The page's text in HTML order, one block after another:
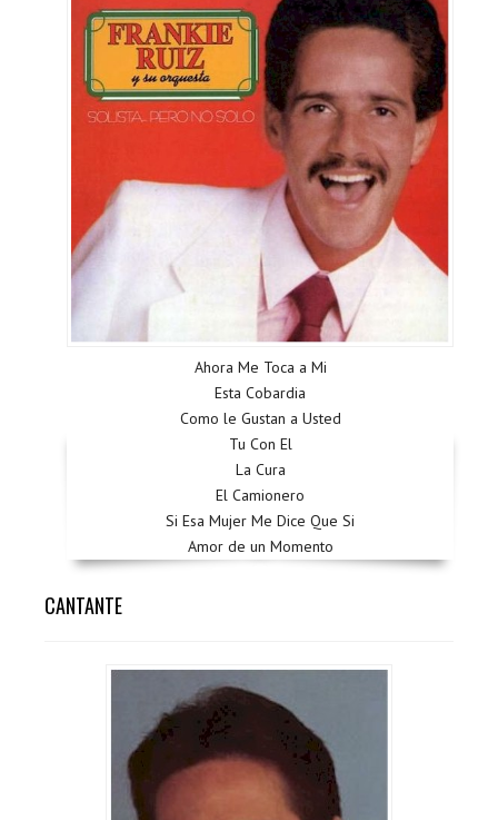
Ahora Me Toca a Mi
Esta Cobardia
Como le Gustan a Usted
Tu Con El
La Cura
El Camionero
Si Esa Mujer Me Dice Que Si
Amor de un Momento
CANTANTE